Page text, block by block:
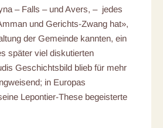
– Falls – und Avers, – jedes
und Gerichts-Zwang hat»,
der Gemeinde kannten, ein
später viel diskutierten
Geschichtsbild blieb für mehr
in Europas
Lepontier-These begeisterte